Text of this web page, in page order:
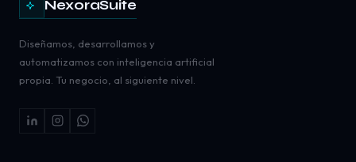
NexoraSuite
Diseñamos, desarrollamos y
automatizamos con inteligencia artificial
propia. Tu negocio, al siguiente nivel.